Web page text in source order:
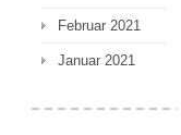
Februar 2021
Januar 2021